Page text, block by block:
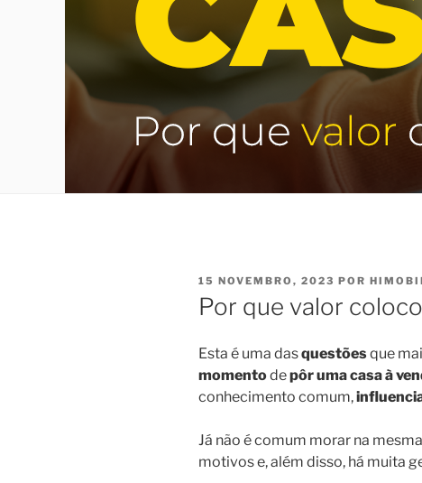
PUBLICADO
EM
15 NOVEMBRO, 2023 POR
Por que valor
Esta é uma dasquestõesque
momentodepôr uma casa à
conhecimento comum,
Já não é comum morar na
motivos e, além disso, há muita